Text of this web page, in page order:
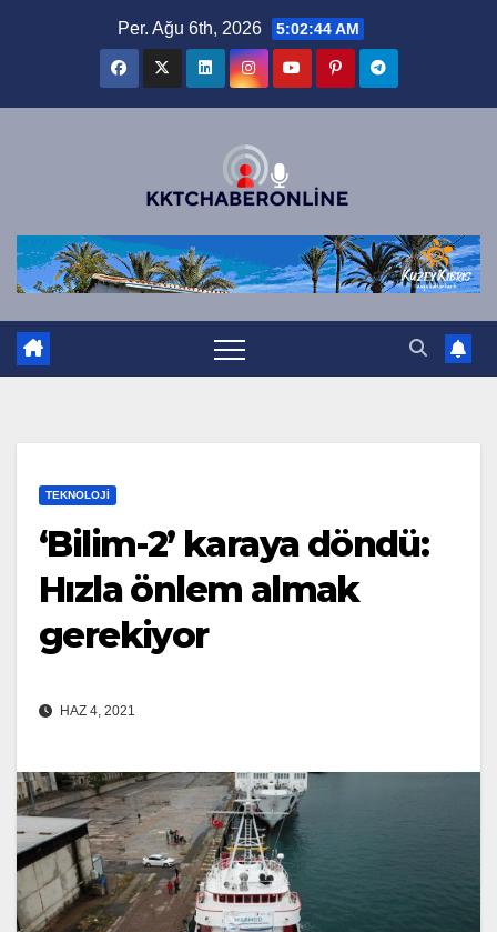
Per. Ağu 6th, 2026 5:02:45 AM
TEKNOLOJI
‘Bilim-2’ karaya döndü:
Hızla önlem almak
gerekiyor
HAZ 4, 2021